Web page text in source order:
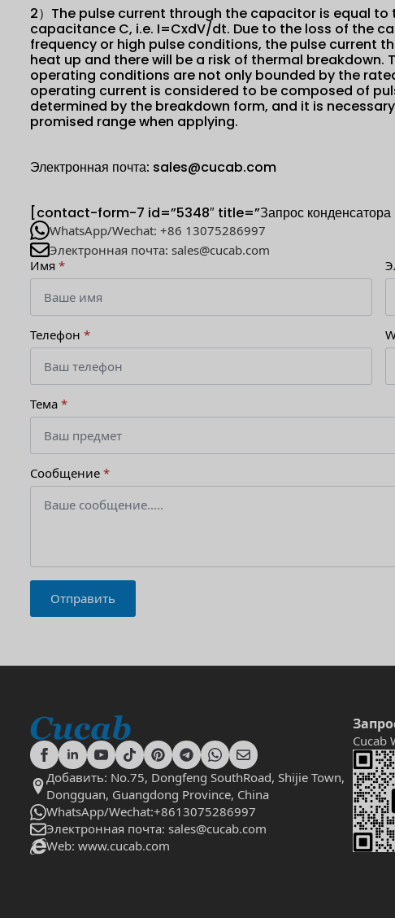
2）The pulse current through the capacitor is equal
capacitance C, i.e. I=CxdV/dt. Due to the loss of the
frequency or high pulse conditions, the pulse current
heat up and there will be a risk of thermal
operating conditions are not only bounded by the
operating current is considered to be composed of
determined by the breakdown form, and it is
promised range when applying.
Электронная почта: sales@cucab.com
[contact-form-7 id=”5348″ title=”Запрос конденсатора
WhatsApp/Wechat: +86 13075286997
Электронная почта: sales@cucab.com
Имя *
Телефон *
Тема *
Сообщение *
Отправить
Добавить: No.75, Dongfeng SouthRoad, Shijie Town,
Dongguan, Guangdong Province, China
WhatsApp/Wechat:+8613075286997
Электронная почта: sales@cucab.com
Web: www.cucab.com
Cucab